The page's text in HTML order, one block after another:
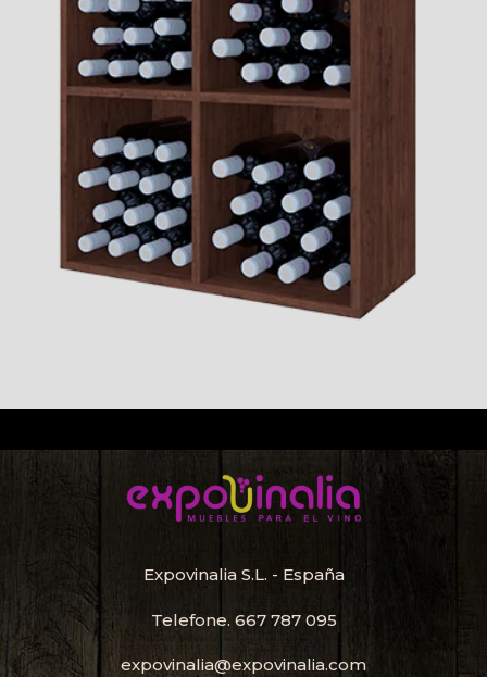
Expovinalia S.L. - España
Telefone. 667 787 095
expovinalia@expovinalia.com